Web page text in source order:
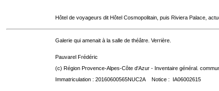
Hôtel de voyageurs dit Hôtel Cosmopolitain, puis Riviera Palace,
Galerie qui amenait à la salle de théâtre. Verrière.
Pauvarel Frédéric
(c) Région Provence-Alpes-Côte d'Azur - Inventaire général.
Immatriculation : 20160600565NUC2A Notice : IA06002615